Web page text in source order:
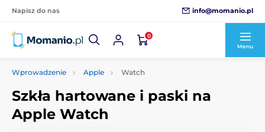
Napisz do nas info@momanio.pl
0
Menu
Wprowadzenie Apple Watch
Szkła hartowane i paski na
Apple Watch